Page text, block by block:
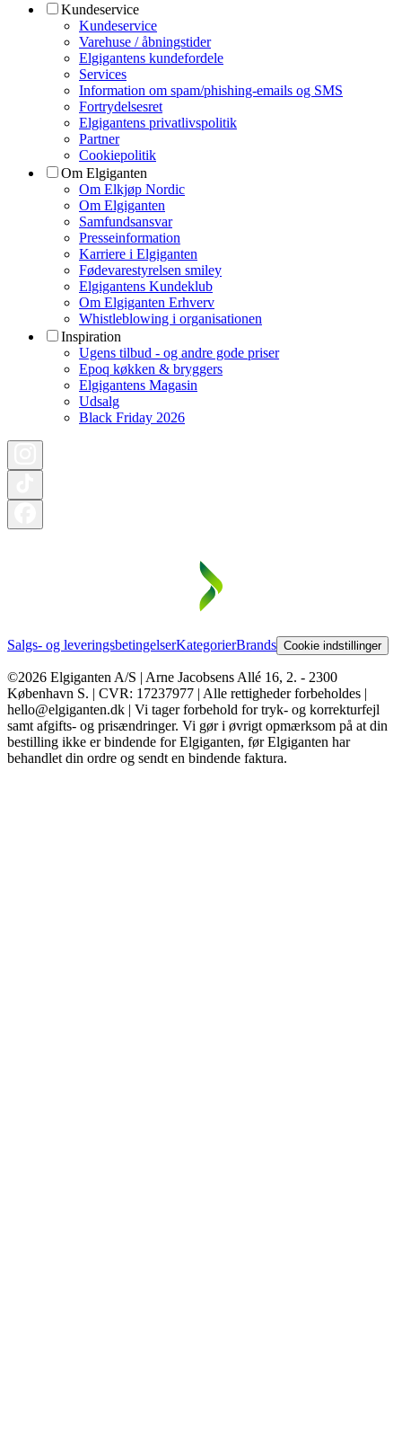
Kundeservice
Kundeservice
Varehuse / åbningstider
Elgigantens kundefordele
Services
Information om spam/phishing-emails og SMS
Fortrydelsesret
Elgigantens privatlivspolitik
Partner
Cookiepolitik
Om Elgiganten
Om Elkjøp Nordic
Om Elgiganten
Samfundsansvar
Presseinformation
Karriere i Elgiganten
Fødevarestyrelsen smiley
Elgigantens Kundeklub
Om Elgiganten Erhverv
Whistleblowing i organisationen
Inspiration
Ugens tilbud - og andre gode priser
Epoq køkken & bryggers
Elgigantens Magasin
Udsalg
Black Friday 2026
Salgs- og leveringsbetingelserKategorierBrands Cookie indstillinger
©2026 Elgiganten A/S | Arne Jacobsens Allé 16, 2. - 2300
København S. | CVR: 17237977 | Alle rettigheder forbeholdes |
hello@elgiganten.dk | Vi tager forbehold for tryk- og korrekturfejl
samt afgifts- og prisændringer. Vi gør i øvrigt opmærksom på at din
bestilling ikke er bindende for Elgiganten, før Elgiganten har
behandlet din ordre og sendt en bindende faktura.